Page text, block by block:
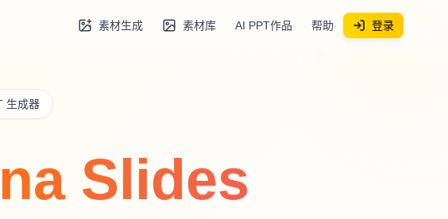
素材生成 素材库 AI PPT作品 帮助 登录
生成器
Slides